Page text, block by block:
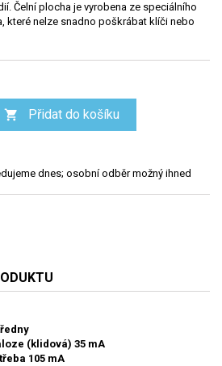
Čelní plocha je vyrobena ze speciálního
které nelze snadno poškrábat klíči nebo
 Přidat do košíku
dnes; osobní odběr možný ihned
(klidová) 35 mA
105 mA